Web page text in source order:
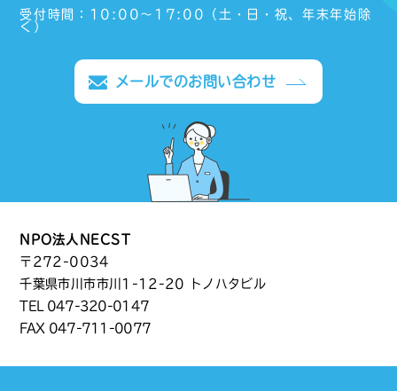
受付時間：10:00〜17:00（土・日・祝、年末年始除
く）
メールでのお問い合わせ
NPO法人NECST
〒272-0034
千葉県市川市市川1-12-20 トノハタビル
TEL 047-320-0147
FAX 047-711-0077